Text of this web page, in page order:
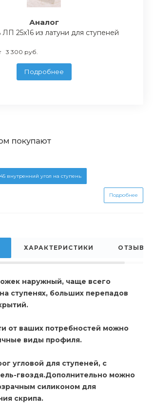
Аналог
25x16 из латуни для ступеней
3 300 руб.
Подробнее
покупают
внутренний угол на ступень
Подробнее
ХАРАКТЕРИСТИКИ ОТЗЫВЫ
наружный, чаще всего
ступенях, больших перепадов
от ваших потребностей можно
виды профиля.
угловой для ступеней, с
гвоздя.Дополнительно можно
силиконом для
скрипа.